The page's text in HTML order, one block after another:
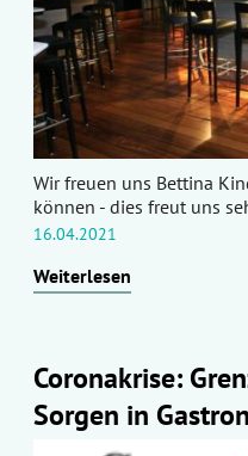
Wir freuen uns Bettina
können - dies freut uns
16.04.2021
Weiterlesen
Coronakrise:
Sorgen in